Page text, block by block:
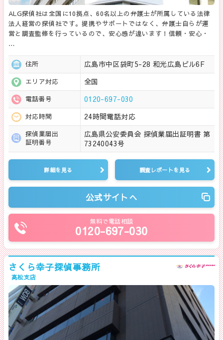
ALG探偵社は全国に10拠点、60名以上の弁護士が所属している法律
法人経営の探偵社です。提携やサポートではなく、弁護士自らが運
営と調査監修を行っているので、安心感が違います！信頼・安心・
…
住所 広島市中区袋町5-28 和光広島ビル6F
エリア対応 全国
電話番号 0120-697-030
対応時間 24時間電話対応
探偵業届出
証明番号
広島県公安委員会 探偵業届出証明書 第
73240043号
詳細を見る 調査レポートを見る
公式サイトへ
無料で電話相談
0120-697-030
さくら幸子探偵事務所
高松支店